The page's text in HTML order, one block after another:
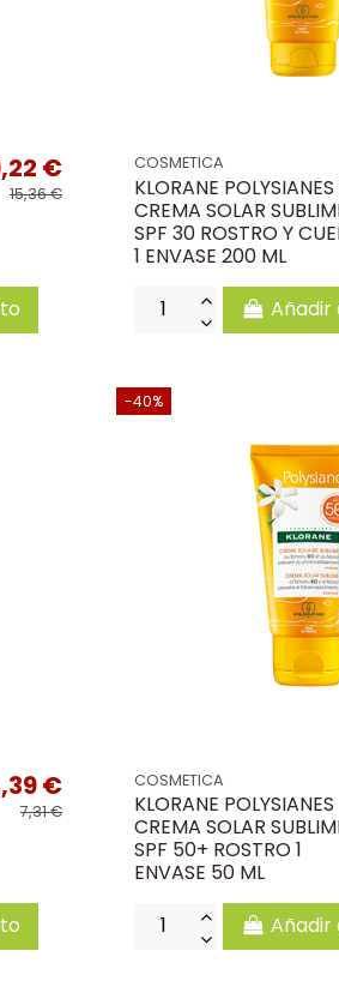
€
15,36 €
COSMETICA
KLORANE
CREMA SOLAR
SPF 30 ROSTRO Y
1 ENVASE 200 ML
Añadir
€
7,31 €
-40%
COSMETICA
KLORANE POLYSIANES
CREMA SOLAR
SPF 50+ ROSTRO 1
ENVASE 50 ML
Añadir